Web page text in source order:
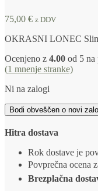
75,00 € z DDV
OKRASNI LONEC
Ocenjeno z 4.00 od 5 na
(1 mnenje stranke)
Ni na zalogi
Bodi obveščen o novi
Hitra dostava
Rok dostave je
Povprečna ocena
Brezplačna